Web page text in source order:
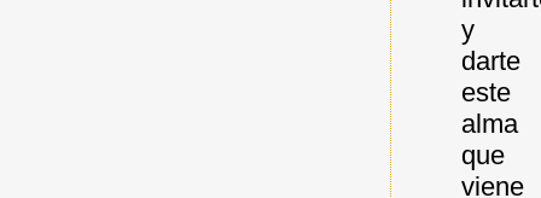
y
darte
este
alma
que
viene